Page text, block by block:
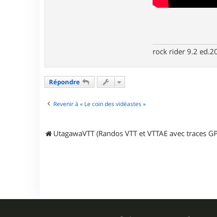
rock rider 9.2
Répondre
Revenir à « Le coin des vidéastes »
UtagawaVTT (Randos VTT et VTTAE avec traces